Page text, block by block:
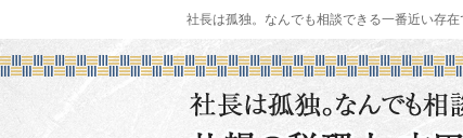
社長は孤独。なんでも相談できる一番近い存